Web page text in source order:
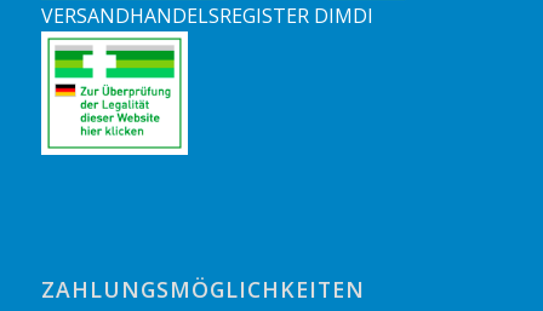
VERSANDHANDELSREGISTER DIMDI
ZAHLUNGSMÖGLICHKEITEN